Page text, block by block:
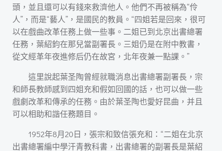
頭，並且還可以有錢來救濟他人。他們不再被稱為“伶
人”，而是“藝人”，是國民的教員。“四姐若是回來，很可
以在戲曲改革任務上做一些事。二姐已到北京出書總署
任務，葉紹鈞在那兒當副署長。三姐仍是在附中教書，
從文經革年夜進修后仍在故宮，北年夜兼一點課。”
這里說起葉圣陶曾經就職消息出書總署副署長，宗
和師長教師感到四姐充和假如回國的話，也可以做一些
戲劇改革和傳承的任務。由於葉圣陶也愛好昆曲，并且
可以相助和諧任務題目。
1952年8月20日，張宗和致信張充和：“二姐在北京
出書總署編中學汗青教科書，出書總署的副署長是葉紹